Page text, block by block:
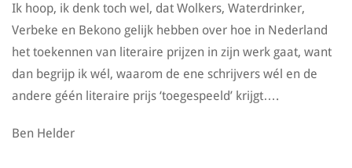
Ik hoop, ik denk toch wel, dat Wolkers, Waterdrinker,
Verbeke en Bekono gelijk hebben over hoe in Nederland
het toekennen van literaire prijzen in zijn werk gaat, want
dan begrijp ik wél, waarom de ene schrijvers wél en de
andere géén literaire prijs ‘toegespeeld’ krijgt….
Ben Helder